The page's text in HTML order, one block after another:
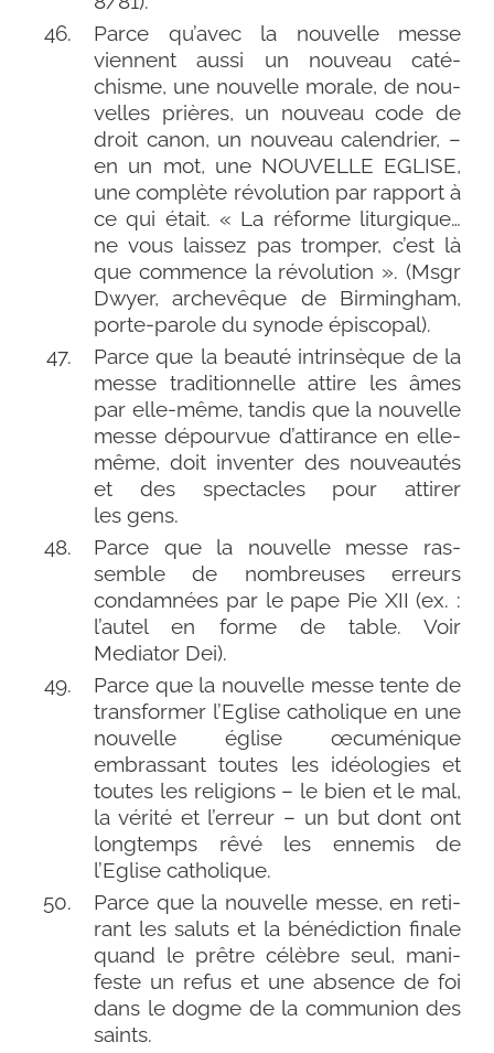
Parce qu’avec la nou­velle messe
viennent aus­si un nou­veau caté­
chisme, une nou­velle morale, de nou­
velles prières, un nou­veau code de
droit canon, un nou­veau calen­drier, –
en un mot, une NOUVELLE EGLISE,
une com­plète révo­lu­tion par rap­port à
ce qui était. « La réforme litur­gique…
ne vous lais­sez pas trom­per, c’est là
que com­mence la révo­lu­tion ». (Msgr
Dwyer, arche­vêque de Birmingham,
porte-​parole du synode épiscopal).
Parce que la beau­té intrin­sèque de la
messe tra­di­tion­nelle attire les âmes
par elle-​même, tan­dis que la nou­velle
messe dépour­vue d’attirance en elle-​
même, doit inven­ter des nou­veau­tés
et des spec­tacles pour atti­rer
les gens.
Parce que la nou­velle messe ras­
semble de nom­breuses erreurs
condam­nées par le pape Pie XII (ex. :
l’autel en forme de table. Voir
Mediator Dei).
Parce que la nou­velle messe tente de
trans­for­mer l’Eglise catho­lique en une
nou­velle église œcu­mé­nique
embras­sant toutes les idéo­lo­gies et
toutes les reli­gions – le bien et le mal,
la véri­té et l’erreur – un but dont ont
long­temps rêvé les enne­mis de
l’Eglise catholique.
Parce que la nou­velle messe, en reti­
rant les saluts et la béné­dic­tion finale
quand le prêtre célèbre seul, mani­
feste un refus et une absence de foi
dans le dogme de la com­mu­nion des
saints.